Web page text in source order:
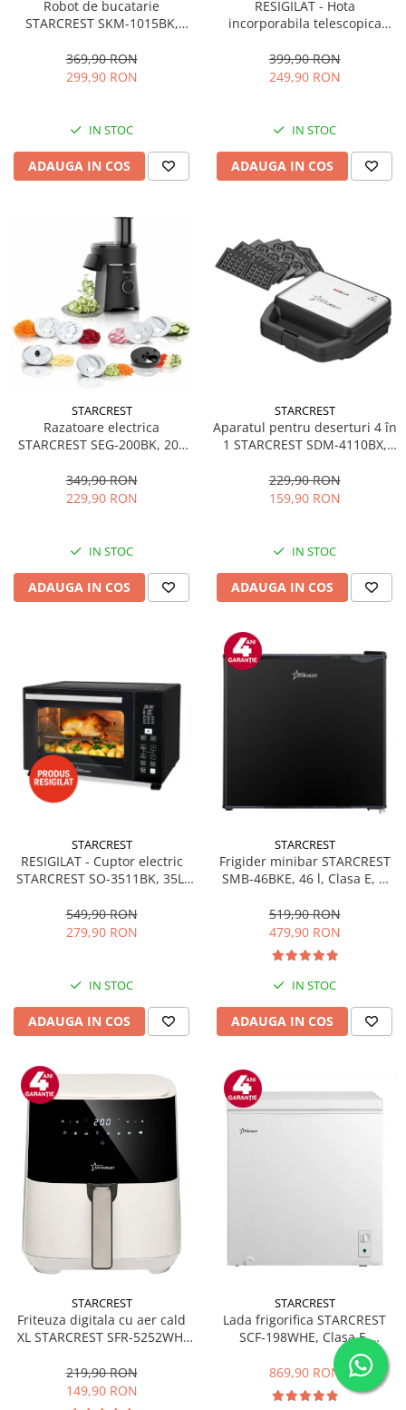
Robot de bucatarie
STARCREST SKM-1015BK,
Accesorii, 10 Viteze + Pulse,
Negru
369,90 RON
299,90 RON
IN STOC
ADAUGA IN COS
RESIGILAT - Hota
incorporabila telescopica
Putere de absorbtie 550 m3/h,
1 Motor, 2 Trepte putere, 60
399,90 RON
249,90 RON
IN STOC
ADAUGA IN COS
STARCREST
Razatoare electrica
STARCREST SEG-200BK, 200
349,90 RON
229,90 RON
IN STOC
ADAUGA IN COS
STARCREST
Aparatul pentru deserturi 4 în
1 STARCREST SDM-4110BX,
invelis ceramic pentru vafe,
nuci, gogosi si smile
229,90 RON
159,90 RON
IN STOC
ADAUGA IN COS
STARCREST
RESIGILAT - Cuptor electric
STARCREST SO-3511BK, 35L,
Programe predefinite,
Interfata digitala, Negru
549,90 RON
279,90 RON
IN STOC
ADAUGA IN COS
STARCREST
Frigider minibar STARCREST
SMB-46BKE, 46 l, Clasa E, H
519,90 RON
479,90 RON
IN STOC
ADAUGA IN COS
STARCREST
Friteuza digitala cu aer cald
XL STARCREST SFR-5252WH,
200 °C, 8 programe
predefinite, Alb
219,90 RON
149,90 RON
STARCREST
Lada frigorifica STARCREST
SCF-198WHE, Clasa E,
Capacitate 198L, Sistem
convertibil - functie frigider,
Termostat reglabil, Alb
869,90 RON